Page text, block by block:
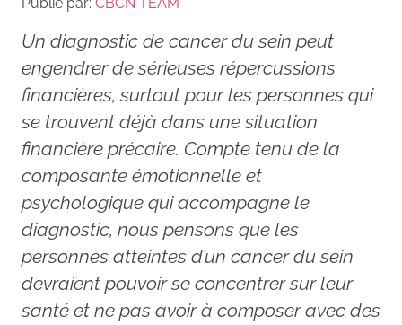
Un diagnostic de cancer du sein peut
engendrer de sérieuses répercussions
financières, surtout pour les personnes qui
se trouvent déjà dans une situation
financière précaire. Compte tenu de la
composante émotionnelle et
psychologique qui accompagne le
diagnostic, nous pensons que les
personnes atteintes d’un cancer du sein
devraient pouvoir se concentrer sur leur
santé et ne pas avoir à composer avec des